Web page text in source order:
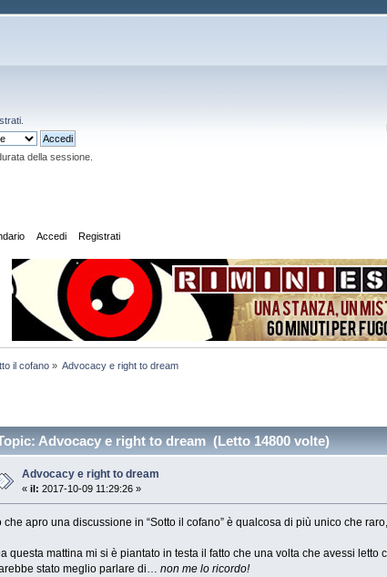
della sessione.
Accedi Registrati
il cofano » Advocacy e right to dream
Advocacy e right to dream (Letto 14800 volte)
Advocacy e right to dream
«il: 2017-10-09 11:29:26 »
che apro una discussione in “Sotto il cofano” è qualcosa di più unico che
questa mattina mi si è piantato in testa il fatto che una volta che avessi letto
stato meglio parlare di… non me lo ricordo!